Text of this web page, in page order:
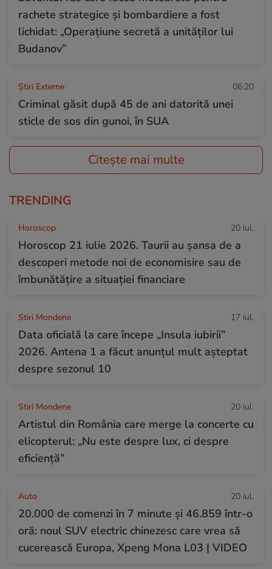
rachete strategice și bombardiere a fost
lichidat: „Operațiune secretă a unităților lui
Budanov”
Știri Externe 06:20
Criminal găsit după 45 de ani datorită unei
sticle de sos din gunoi, în SUA
Citește mai multe
TRENDING
Horoscop 20 iul.
Horoscop 21 iulie 2026. Taurii au șansa de a
descoperi metode noi de economisire sau de
îmbunătățire a situației financiare
Stiri Mondene 17 iul.
Data oficială la care începe „Insula iubirii”
2026. Antena 1 a făcut anunțul mult așteptat
despre sezonul 10
Stiri Mondene 20 iul.
Artistul din România care merge la concerte cu
elicopterul: „Nu este despre lux, ci despre
eficiență”
Auto 20 iul.
20.000 de comenzi în 7 minute și 46.859 într-o
oră: noul SUV electric chinezesc care vrea să
cucerească Europa, Xpeng Mona L03 | VIDEO